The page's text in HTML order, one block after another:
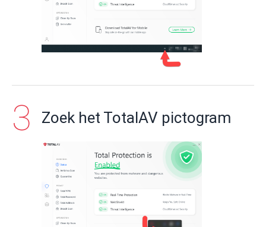
Zoek het TotalAV pictogram